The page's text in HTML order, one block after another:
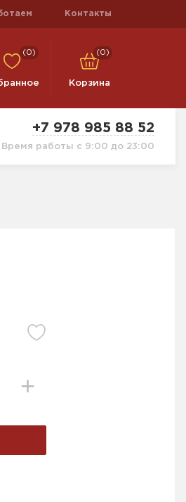
Контакты
(0) (0)
Корзина
+7 978 985 88 52
Время работы с 9:00 до 23:00